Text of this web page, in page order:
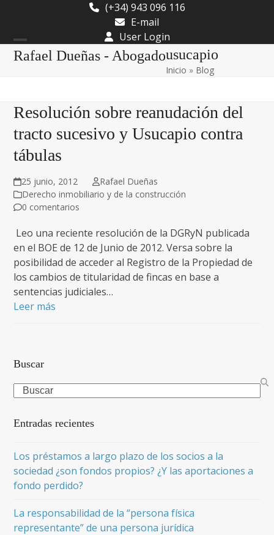
content
(+34) 943 096 116
E-mail
User Login
Rafael Dueñas - Abogado
Open
Close
usucapio
Inicio » Blog
Resolución sobre reanudación del
tracto sucesivo y Usucapio contra
tábulas
25 junio, 2012
Rafael Dueñas
Derecho inmobiliario y de la construcción
0 comentarios
Leo una reciente resolución de la DGRyN publicada
en el BOE de 12 de Junio de 2012. Versa sobre la
posibilidad de acceder al Registro de la Propiedad de
los cambios de titularidad de fincas en base a
sentencias judiciales…
Leer más
Buscar
Search
Entradas recientes
Los préstamos a largo plazo de los socios a la
sociedad ¿son fondos propios? ¿Y las aportaciones a
fondo perdido?
La responsabilidad de la “persona física
representante” de una persona jurídica